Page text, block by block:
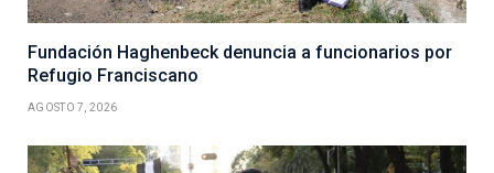
Fundación Haghenbeck denuncia a funcionarios por
Refugio Franciscano
AGOSTO 7, 2026